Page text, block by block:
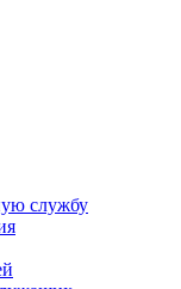
службу